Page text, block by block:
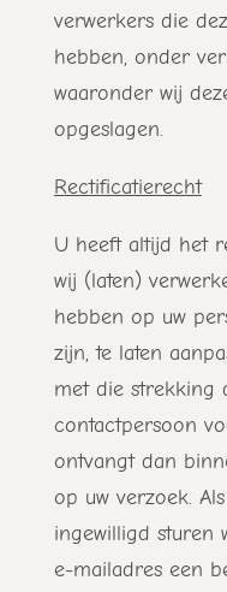
verwerkers die
hebben, onder
waaronder wij
opgeslagen.
Rectificatierecht
U heeft altijd het
wij (laten)
hebben op uw
zijn, te laten
met die strekking
contactpersoon
ontvangt dan
op uw verzoek.
ingewilligd sturen
e-mailadres een